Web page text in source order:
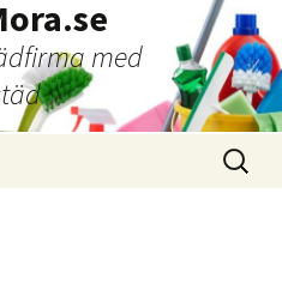
med
Sök
efter: